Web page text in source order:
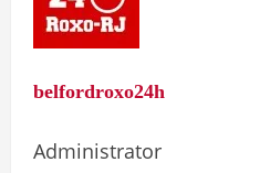
belfordroxo24h
Administrator